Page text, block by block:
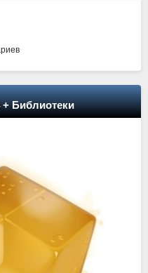
+ Библиотеки